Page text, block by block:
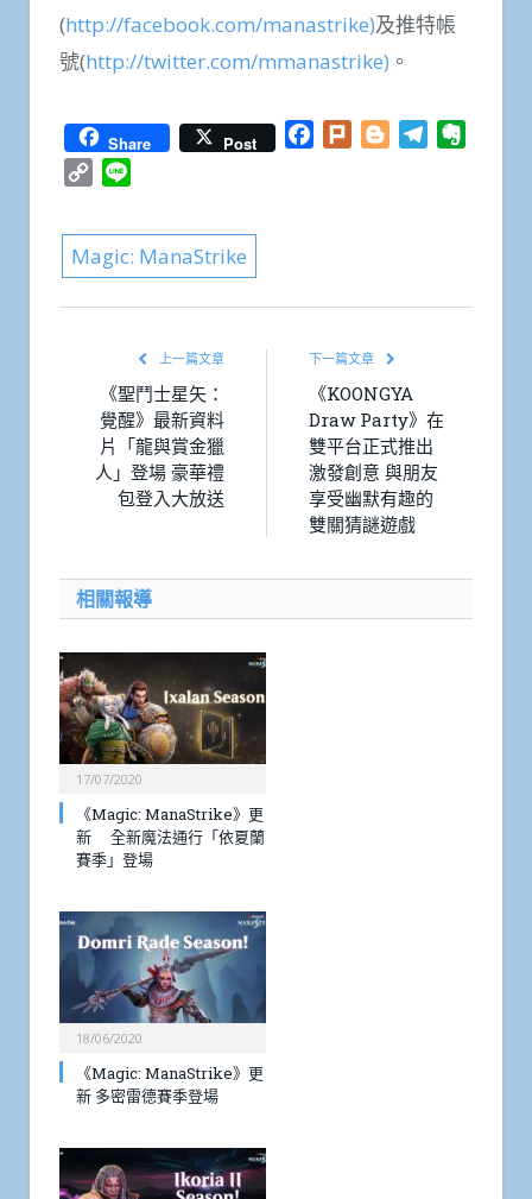
(http://facebook.com/manastrike)及推特帳
號(http://twitter.com/mmanastrike) 。
Share Post Facebook
Plurk BloggerTelegram
Copy
Magic: ManaStrike
上一篇文章
《聖鬥士星矢：
覺醒》最新資料
片「龍與賞金獵
人」登場 豪華禮
包登入大放送
下一篇文章
《KOONGYA
Draw Party》在
雙平台正式推出
激發創意 與朋友
享受幽默有趣的
雙關猜謎遊戲
相關報導
17/07/2020
《Magic: ManaStrike》更
新 全新魔法通行「依夏蘭
賽季」登場
18/06/2020
《Magic: ManaStrike》更
新 多密雷德賽季登場